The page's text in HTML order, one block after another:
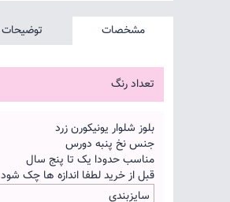
مشخصات توضیحات
تعداد رنگ
بلوز شلوار یونیکورن زرد
جنس نخ پنبه دورس
مناسب حدودا یک تا پنج سال
قبل از خرید لطفا اندازه ها چک شود
سایزبندی